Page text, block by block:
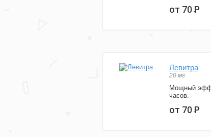
от 70Р
Левитра
20 мг
Мощный
часов.
от 70Р